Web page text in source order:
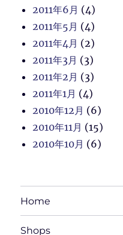
2011年6月 (4)
2011年5月 (4)
2011年4月 (2)
2011年3月 (3)
2011年2月 (3)
2011年1月 (4)
2010年12月 (6)
2010年11月 (15)
2010年10月 (6)
Home
Shops